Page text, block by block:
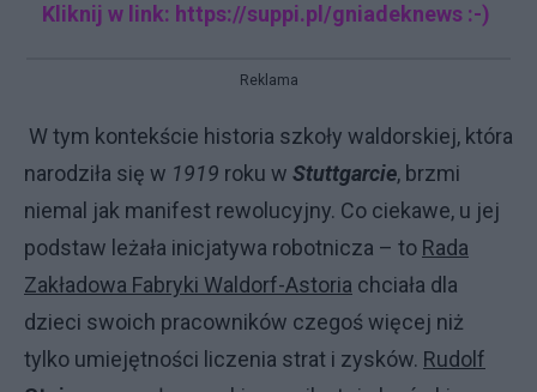
Kliknij w link: https://suppi.pl/gniadeknews :-)
Reklama
W tym kontekście historia szkoły waldorskiej, która
narodziła się w 1919 roku w Stuttgarcie, brzmi
niemal jak manifest rewolucyjny. Co ciekawe, u jej
podstaw leżała inicjatywa robotnicza – to Rada
Zakładowa Fabryki Waldorf-Astoria chciała dla
dzieci swoich pracowników czegoś więcej niż
tylko umiejętności liczenia strat i zysków. Rudolf